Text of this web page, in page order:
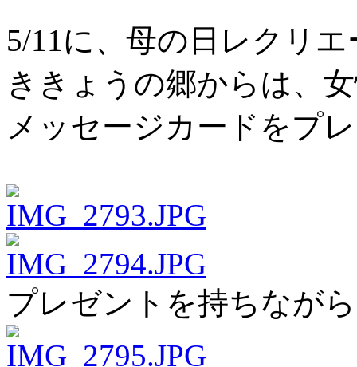
5/11に、母の日レクリ
ききょうの郷からは、
メッセージカードをプ
プレゼントを持ちなが